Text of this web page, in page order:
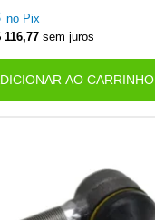
no Pix
116,77 sem juros
AO CARRINHO